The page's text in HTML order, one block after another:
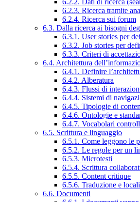
6.2.2. Dati di ricerca
6.2.3. Ricerca tramite
6.2.4. Ricerca sui forum
6.3. Dalla ricerca ai bisogni
6.3.1. User stories per
6.3.2. Job stories per
6.3.3. Criteri di
6.4. Architettura
6.4.1. Definire
6.4.2. Alberatura
6.4.3. Flussi di
6.4.4. Sistemi di
6.4.5. Tipologie di
6.4.6. Ontologie e
6.4.7. Vocabolari
6.5. Scrittura e linguaggio
6.5.1. Come leggono le
6.5.2. Le regole per un
6.5.3. Microtesti
6.5.4. Scrittura
6.5.5. Content critique
6.5.6. Traduzione e
6.6. Documenti